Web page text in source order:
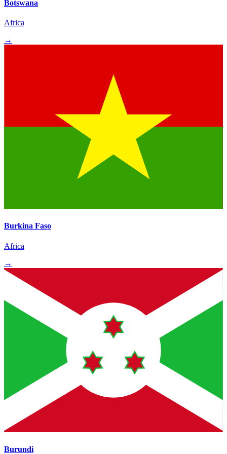
Botswana
Africa
→
Burkina Faso
Africa
→
Burundi